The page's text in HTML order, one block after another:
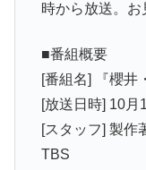
時から放送。お
■番組概要
[番組名] 『櫻井
[放送日時] 10月
[スタッフ] 製作
TBS